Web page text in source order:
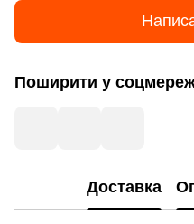
Поширити у
Доставка